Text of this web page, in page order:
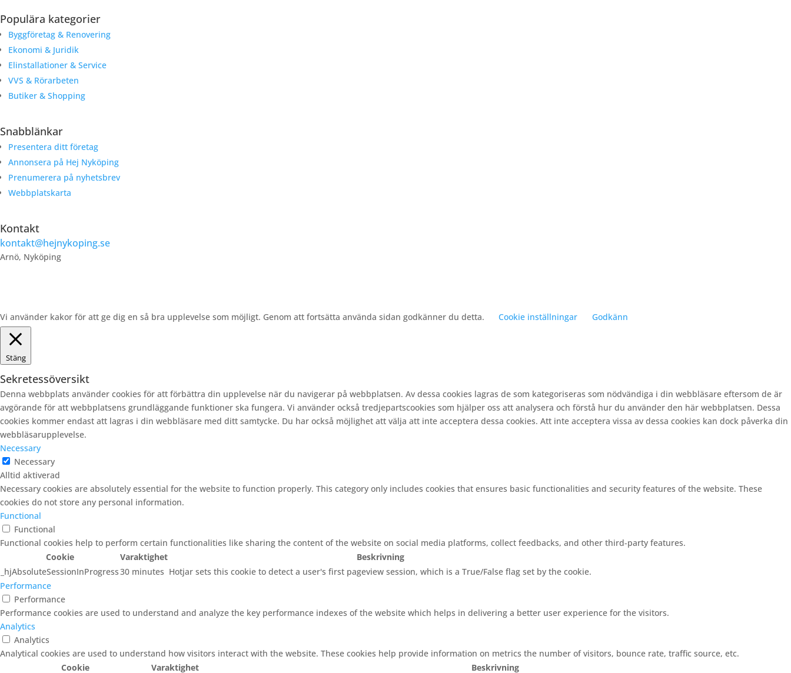
Populära kategorier
Byggföretag & Renovering
Ekonomi & Juridik
Elinstallationer & Service
VVS & Rörarbeten
Butiker & Shopping
Snabblänkar
Presentera ditt företag
Annonsera på Hej Nyköping
Prenumerera på nyhetsbrev
Webbplatskarta
Kontakt
kontakt@hejnykoping.se
Arnö, Nyköping
Vi använder kakor för att ge dig en så bra upplevelse som möjligt. Genom att fortsätta använda sidan godkänner du detta. Cookie inställningar Godkänn
Stäng
Sekretessöversikt
Denna webbplats använder cookies för att förbättra din upplevelse när du navigerar på webbplatsen. Av dessa cookies lagras de som kategoriseras som nödvändiga i din webbläsare eftersom de är
avgörande för att webbplatsens grundläggande funktioner ska fungera. Vi använder också tredjepartscookies som hjälper oss att analysera och förstå hur du använder den här webbplatsen. Dessa
cookies kommer endast att lagras i din webbläsare med ditt samtycke. Du har också möjlighet att välja att inte acceptera dessa cookies. Att inte acceptera vissa av dessa cookies kan dock påverka din
webbläsarupplevelse.
Necessary
Necessary
Alltid aktiverad
Necessary cookies are absolutely essential for the website to function properly. This category only includes cookies that ensures basic functionalities and security features of the website. These
cookies do not store any personal information.
Functional
Functional
Functional cookies help to perform certain functionalities like sharing the content of the website on social media platforms, collect feedbacks, and other third-party features.
Cookie
Varaktighet
Beskrivning
_hjAbsoluteSessionInProgress30 minutes Hotjar sets this cookie to detect a user's first pageview session, which is a True/False flag set by the cookie.
Performance
Performance
Performance cookies are used to understand and analyze the key performance indexes of the website which helps in delivering a better user experience for the visitors.
Analytics
Analytics
Analytical cookies are used to understand how visitors interact with the website. These cookies help provide information on metrics the number of visitors, bounce rate, traffic source, etc.
Cookie
Varaktighet Beskrivning